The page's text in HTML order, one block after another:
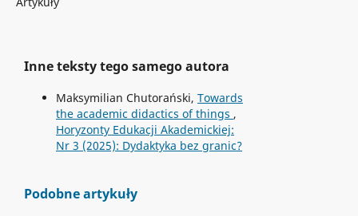
Inne teksty tego samego autora
Maksymilian Chutorański, Towards
the academic didactics of things ,
Horyzonty Edukacji Akademickiej:
Nr 3 (2025): Dydaktyka bez granic?
Podobne artykuły